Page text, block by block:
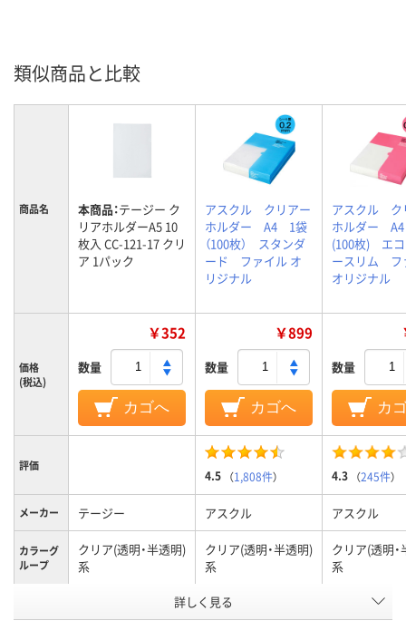
類似商品と比較
商品名 本商品：テージー ク
リアホルダーA5 10
枚入 CC-121-17 クリ
ア 1パック
アスクル クリアー
ホルダー A4 1袋
（100枚） スタンダ
ード ファイル オ
リジナル
アスクル ク
ホルダー
(100枚) エ
ースリム フ
オリジナル
価格
(税込)
￥352
数量
カゴへ
￥899
数量
カゴへ
数量
カ
評価
4.5 （1,808件） 4.3 （245件）
メーカー テージー アスクル アスクル
カラーグ
ループ
クリア(透明・半透明)
系
クリア(透明・半透明)
系
クリア(透明
系
0.2mm 0.15mm
詳しく見る